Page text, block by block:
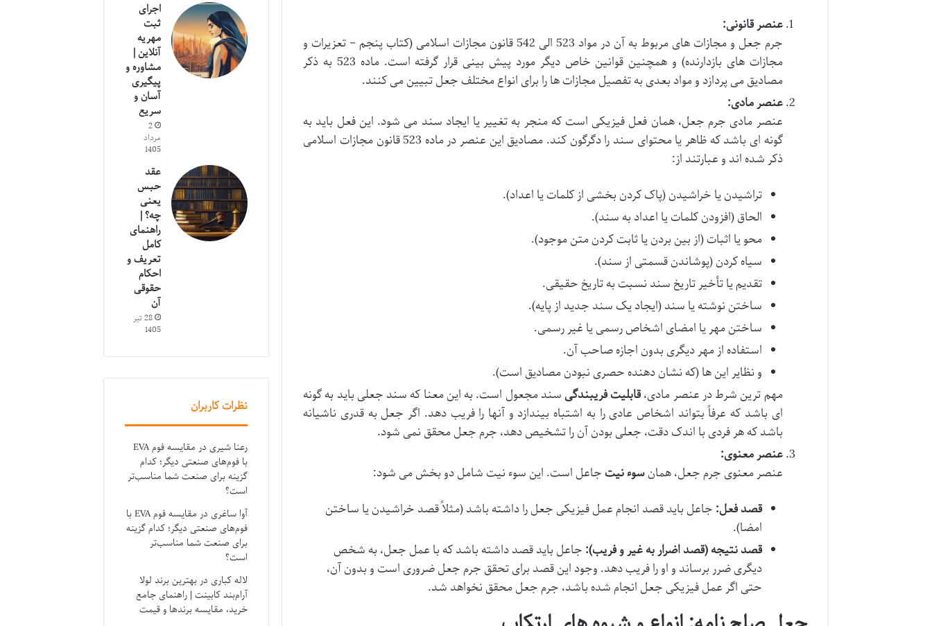
عنصر قانونی:
جرم جعل و مجازات های مربوط به آن در مواد 523 الی 542 قانون مجازات اسلامی (کتاب پنجم – تعزیرات و
مجازات های بازدارنده) و همچنین قوانین خاص دیگر مورد پیش بینی قرار گرفته است. ماده 523 به ذکر
مصادیق می پردازد و مواد بعدی به تفصیل مجازات ها را برای انواع مختلف جعل تبیین می کنند.
عنصر مادی:
عنصر مادی جرم جعل، همان فعل فیزیکی است که منجر به تغییر یا ایجاد سند می شود. این فعل باید به
گونه ای باشد که ظاهر یا محتوای سند را دگرگون کند. مصادیق این عنصر در ماده 523 قانون مجازات اسلامی
ذکر شده اند و عبارتند از:
تراشیدن یا خراشیدن (پاک کردن بخشی از کلمات یا اعداد).
الحاق (افزودن کلمات یا اعداد به سند).
محو یا اثبات (از بین بردن یا ثابت کردن متن موجود).
سیاه کردن (پوشاندن قسمتی از سند).
تقدیم یا تأخیر تاریخ سند نسبت به تاریخ حقیقی.
ساختن نوشته یا سند (ایجاد یک سند جدید از پایه).
ساختن مهر یا امضای اشخاص رسمی یا غیر رسمی.
استفاده از مهر دیگری بدون اجازه صاحب آن.
و نظایر این ها (که نشان دهنده حصری نبودن مصادیق است).
مهم ترین شرط در عنصر مادی،قابلیت فریبندگی سند مجعول است. به این معنا که سند جعلی باید به گونه
ای باشد که عرفاً بتواند اشخاص عادی را به اشتباه بیندازد و آنها را فریب دهد. اگر جعل به قدری ناشیانه
باشد که هر فردی با اندک دقت، جعلی بودن آن را تشخیص دهد، جرم جعل محقق نمی شود.
عنصر معنوی:
عنصر معنوی جرم جعل، همانسوء نیتجاعل است. این سوء نیت شامل دو بخش می شود:
قصد فعل: جاعل باید قصد انجام عمل فیزیکی جعل را داشته باشد (مثلاً قصد خراشیدن یا ساختن
امضا).
قصد نتیجه (قصد اضرار به غیر و فریب): جاعل باید قصد داشته باشد که با عمل جعل، به شخص
دیگری ضرر برساند و او را فریب دهد. وجود این قصد برای تحقق جرم جعل ضروری است و بدون آن،
حتی اگر عمل فیزیکی جعل انجام شده باشد، جرم جعل محقق نخواهد شد.
اجرای
ثبت
مهریه
آنلاین |
مشاوره و
پیگیری
آسان و
سریع
2
مرداد
1405
عقد
حبس
یعنی
چه؟ |
راهنمای
کامل
تعریف و
احکام
حقوقی
آن
28 تیر
1405
نظرات کاربران
رعنا شیریدر
مقایسه فوم EVA
با فوم‌های صنعتی دیگر؛ کدام
گزینه برای صنعت شما مناسب‌تر
است؟
آوا ساغریدر
مقایسه فوم EVA با
فوم‌های صنعتی دیگر؛ کدام گزینه
برای صنعت شما مناسب‌تر
است؟
لاله کباریدربهترین برند لولا
آرام‌بند کابینت | راهنمای جامع
خرید، مقایسه برندها و قیمت